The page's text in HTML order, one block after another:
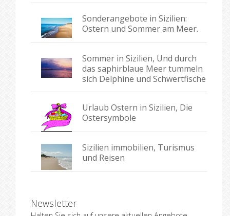
Sonderangebote in Sizilien:
Ostern und Sommer am Meer.
Sommer in Sizilien, Und durch
das saphirblaue Meer tummeln
sich Delphine und Schwertfische
Urlaub Ostern in Sizilien, Die
Ostersymbole
Sizilien immobilien, Turismus
und Reisen
Newsletter